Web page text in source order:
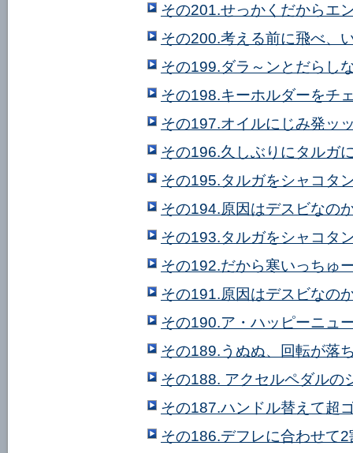
その201.せっかくだからエ
その200.考える前に飛べ、
その199.ダラ～ンとだらし
その198.キーホルダーをチ
その197.オイルにじみ発ッ
その196.久しぶりにタルガ
その195.タルガをシャコタ
その194.原因はデスビなの
その193.タルガをシャコタ
その192.だから寒いっちゅ
その191.原因はデスビなの
その190.ア・ハッピーニュ
その189.うぬぬ、回転が落
その188. アクセルペダルの
その187.ハンドル替えて超
その186.デフレに合わせて2